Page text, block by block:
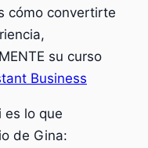
cómo convertirte
su curso
Business
es lo que
de Gina: